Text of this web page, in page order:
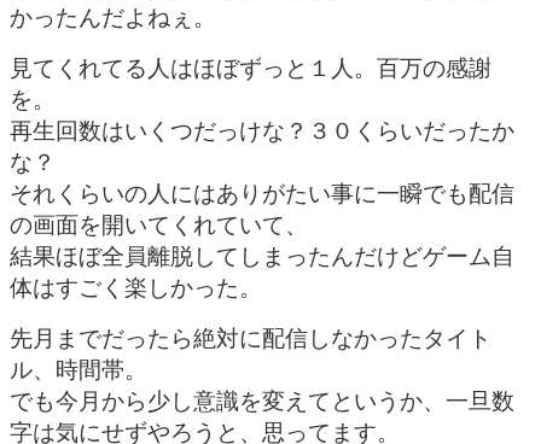
かったんだよねぇ。
見てくれてる人はほぼずっと１人。百万の感謝
を。
再生回数はいくつだっけな？３０くらいだったか
な？
それくらいの人にはありがたい事に一瞬でも配信
の画面を開いてくれていて、
結果ほぼ全員離脱してしまったんだけどゲーム自
体はすごく楽しかった。
先月までだったら絶対に配信しなかったタイト
ル、時間帯。
でも今月から少し意識を変えてというか、一旦数
字は気にせずやろうと、思ってます。